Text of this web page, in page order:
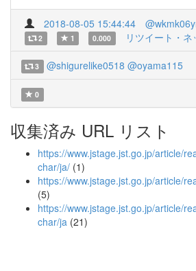
2018-08-05 15:44:44
2 1 0.000 リツイート・
3 @shigurelike0518 @oyama115
0
収集済み URL リスト
https://www.jstage.jst.go.jp/article/
char/ja/ (1)
https://www.jstage.jst.go.jp/article/
(5)
https://www.jstage.jst.go.jp/article/
char/ja (21)